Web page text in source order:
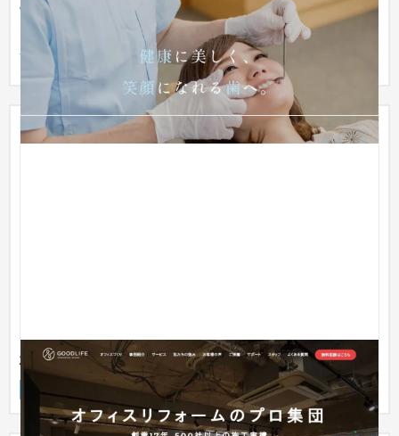
宮城県仙台市泉区の歯科医院『泉中央ひろ歯科』様のホームペ
ージを制作いたしました。 『泉中央ひろ歯科』様は、これまで
泉大沢...
株式会社グッドライフ様 コーポレートサイト
建設・工務店・住宅・リフォーム 31〜50万円